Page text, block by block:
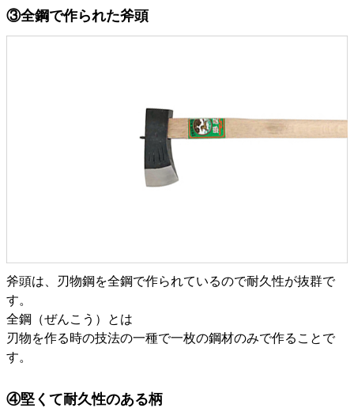
③全鋼で作られた斧頭
斧頭は、刃物鋼を全鋼で作られているので耐久性が抜群で
す。
全鋼（ぜんこう）とは
刃物を作る時の技法の一種で一枚の鋼材のみで作ることで
す。
④堅くて耐久性のある柄